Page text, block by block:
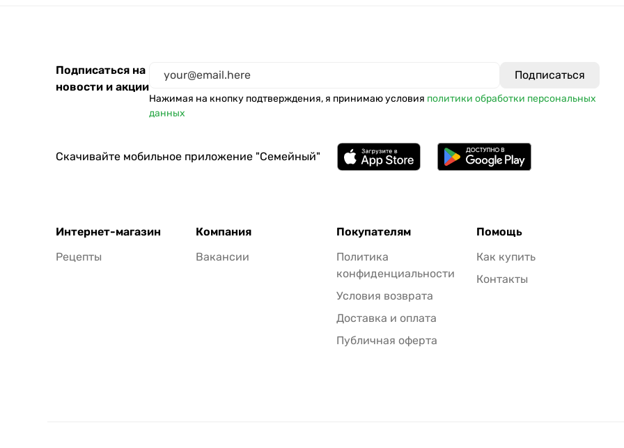
Подписаться на
новости и акции
Нажимая на кнопку подтверждения, я принимаю условия политики обработки персональных
данных
Скачивайте мобильное приложение "Семейный"
Интернет-магазин
Рецепты
Компания
Вакансии
Покупателям
Политика
конфиденциальности
Условия возврата
Доставка и оплата
Публичная оферта
Помощь
Как купить
Контакты